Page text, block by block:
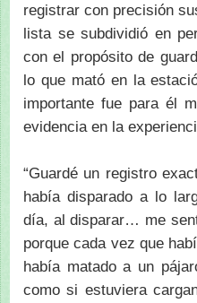
registrar con precisión
lista se subdividió en
con el propósito de
lo que mató en la
importante fue para él
evidencia en la
“Guardé un registro
había disparado a lo
día, al disparar… me
porque cada vez que
había matado a un
como si estuviera